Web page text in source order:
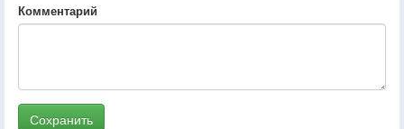
Комментарий
Сохранить